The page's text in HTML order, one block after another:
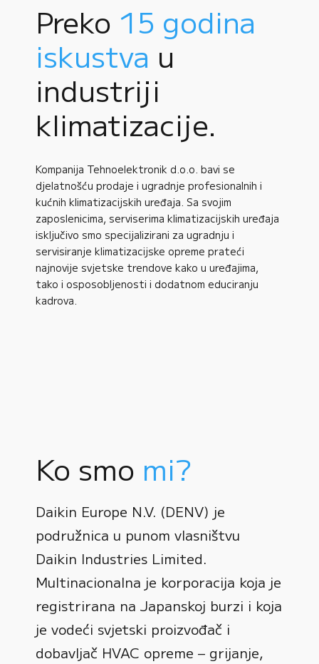
Preko 15 godina
iskustva u
industriji
klimatizacije.
Kompanija Tehnoelektronik d.o.o. bavi se
djelatnošću prodaje i ugradnje profesionalnih i
kućnih klimatizacijskih uređaja. Sa svojim
zaposlenicima, serviserima klimatizacijskih uređaja
isključivo smo specijalizirani za ugradnju i
servisiranje klimatizacijske opreme prateći
najnovije svjetske trendove kako u uređajima,
tako i osposobljenosti i dodatnom educiranju
kadrova.
Ko smo mi?
Daikin Europe N.V. (DENV) je
podružnica u punom vlasništvu
Daikin Industries Limited.
Multinacionalna je korporacija koja je
registrirana na Japanskoj burzi i koja
je vodeći svjetski proizvođač i
dobavljač HVAC opreme – grijanje,
0